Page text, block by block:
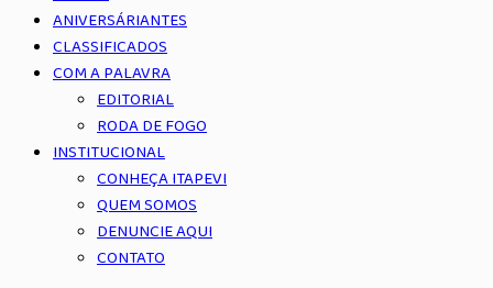
ANIVERSÁRIANTES
CLASSIFICADOS
COM A PALAVRA
EDITORIAL
RODA DE FOGO
INSTITUCIONAL
CONHEÇA ITAPEVI
QUEM SOMOS
DENUNCIE AQUI
CONTATO